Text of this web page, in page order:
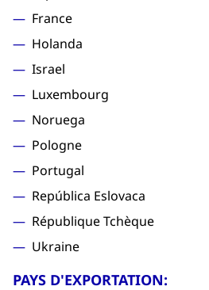
France
Holanda
Israel
Luxembourg
Noruega
Pologne
Portugal
República Eslovaca
République Tchèque
Ukraine
PAYS D'EXPORTATION: